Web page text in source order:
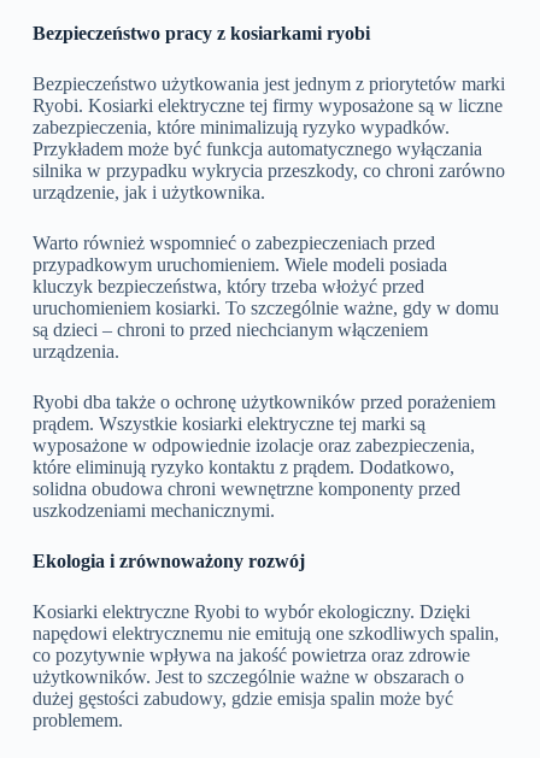
Bezpieczeństwo pracy z kosiarkami ryobi
Bezpieczeństwo użytkowania jest jednym z priorytetów marki
Ryobi. Kosiarki elektryczne tej firmy wyposażone są w liczne
zabezpieczenia, które minimalizują ryzyko wypadków.
Przykładem może być funkcja automatycznego wyłączania
silnika w przypadku wykrycia przeszkody, co chroni zarówno
urządzenie, jak i użytkownika.
Warto również wspomnieć o zabezpieczeniach przed
przypadkowym uruchomieniem. Wiele modeli posiada
kluczyk bezpieczeństwa, który trzeba włożyć przed
uruchomieniem kosiarki. To szczególnie ważne, gdy w domu
są dzieci – chroni to przed niechcianym włączeniem
urządzenia.
Ryobi dba także o ochronę użytkowników przed porażeniem
prądem. Wszystkie kosiarki elektryczne tej marki są
wyposażone w odpowiednie izolacje oraz zabezpieczenia,
które eliminują ryzyko kontaktu z prądem. Dodatkowo,
solidna obudowa chroni wewnętrzne komponenty przed
uszkodzeniami mechanicznymi.
Ekologia i zrównoważony rozwój
Kosiarki elektryczne Ryobi to wybór ekologiczny. Dzięki
napędowi elektrycznemu nie emitują one szkodliwych spalin,
co pozytywnie wpływa na jakość powietrza oraz zdrowie
użytkowników. Jest to szczególnie ważne w obszarach o
dużej gęstości zabudowy, gdzie emisja spalin może być
problemem.